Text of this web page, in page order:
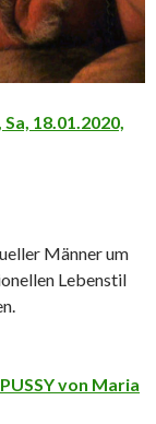
18.01.2020,
Männer um
Lebenstil
von Maria